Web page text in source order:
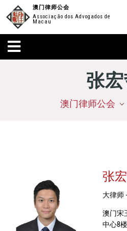
澳门律师公会
Associação dos Advogados de
Macau
张
澳门律师公会
张
大律师
澳门宋
中心8楼